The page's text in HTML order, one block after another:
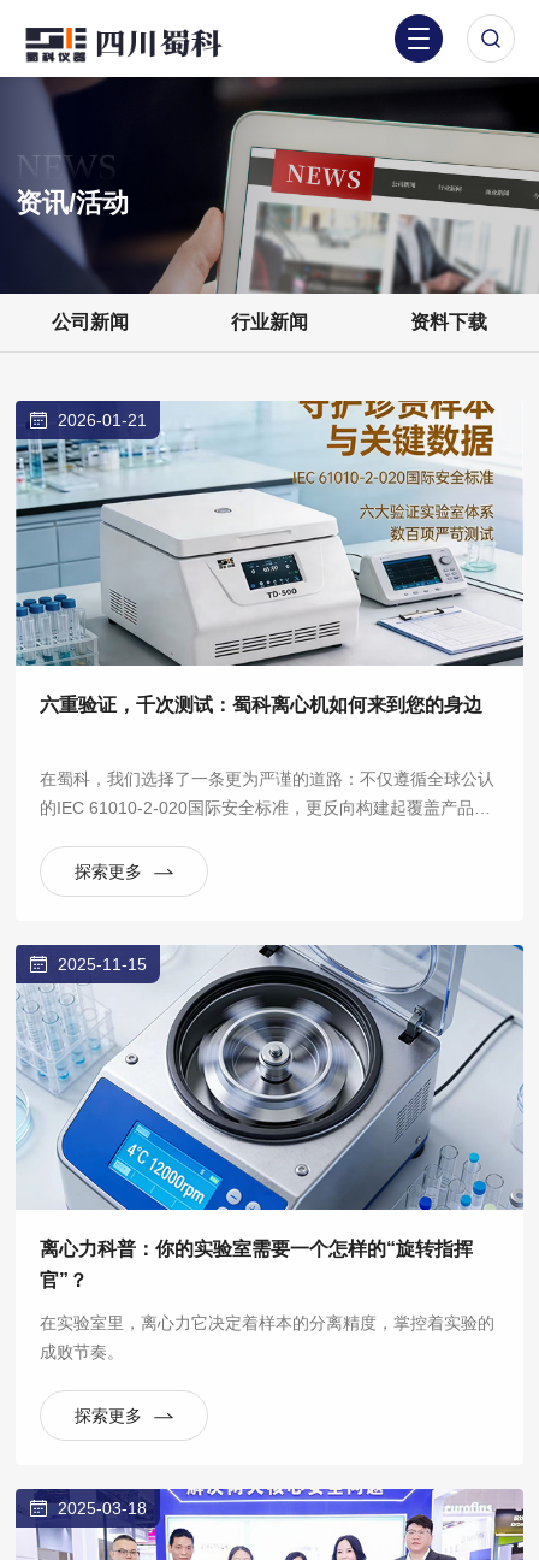
NEWS
资讯/活动
公司新闻 行业新闻 资料下载
2026-01-21
六重验证，千次测试：蜀科离心机如何来到您的身边
在蜀科，我们选择了一条更为严谨的道路：不仅遵循全球公认
的IEC 61010-2-020国际安全标准，更反向构建起覆盖产品全
拆解为数百项可量化、可重复的严苛测试。
探索更多
2025-11-15
离心力科普：你的实验室需要一个怎样的“旋转指挥
官”？
在实验室里，离心力它决定着样本的分离精度，掌控着实验的
成败节奏。
探索更多
2025-03-18